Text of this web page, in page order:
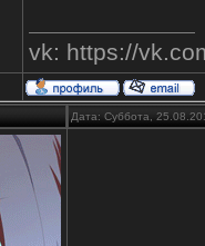
vk: https://
Дата: Суббота,